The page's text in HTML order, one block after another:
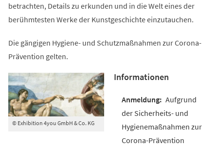
betrachten, Details zu erkunden und in die Welt eines der
berühmtesten Werke der Kunstgeschichte einzutauchen.
Die gängigen Hygiene- und Schutzmaßnahmen zur Corona-
Prävention gelten.
© Exhibition 4you GmbH & Co. KG
Informationen
Aufgrund
der Sicherheits- und
Hygienemaßnahmen zur
Corona-Prävention